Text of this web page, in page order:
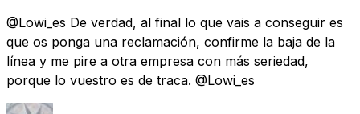
@Lowi_es De verdad, al final lo que vais a conseguir es
que os ponga una reclamación, confirme la baja de la
línea y me pire a otra empresa con más seriedad,
porque lo vuestro es de traca. @Lowi_es